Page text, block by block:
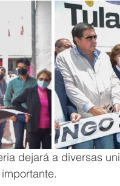
dejará a diversas